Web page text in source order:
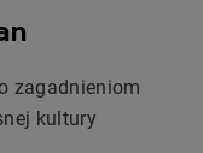
zagadnieniom
kultury